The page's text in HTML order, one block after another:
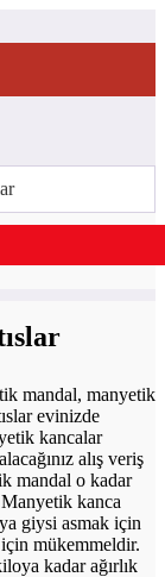
mandal, manyetik
evinizde
kancalar
alış veriş
mandal o kadar
kanca
giysi asmak için
için mükemmeldir.
kadar ağırlık